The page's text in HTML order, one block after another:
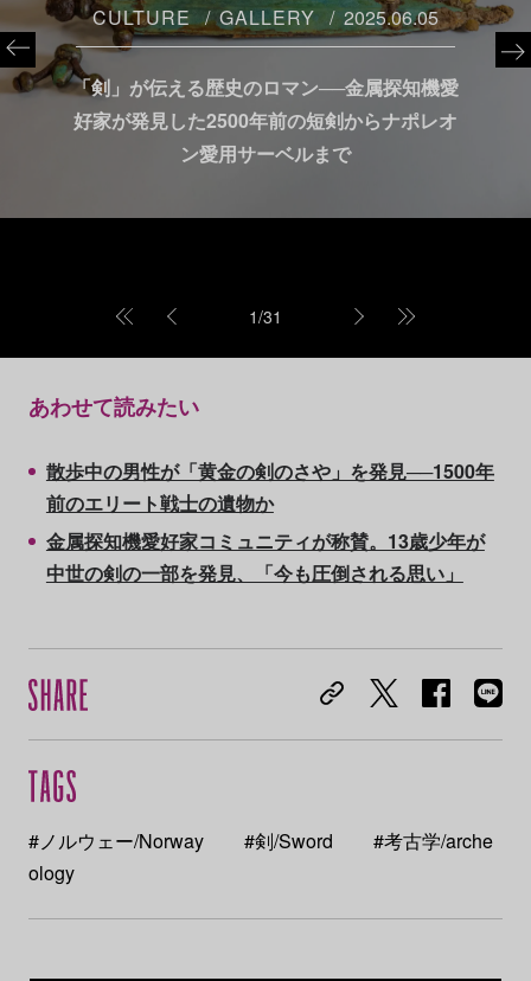
CULTURE GALLERY 2025.06.05
「剣」が伝える歴史のロマン──金属探知機愛
好家が発見した2500年前の短剣からナポレオ
ン愛用サーベルまで
1/31
あわせて読みたい
散歩中の男性が「黄金の剣のさや」を発見──1500年
前のエリート戦士の遺物か
金属探知機愛好家コミュニティが称賛。13歳少年が
中世の剣の一部を発見、「今も圧倒される思い」
#ノルウェー/Norway #剣/Sword
#考古学/arche
ology